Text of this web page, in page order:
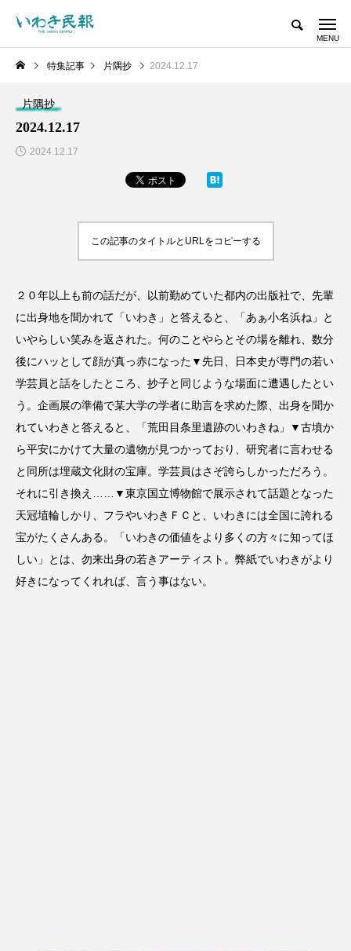
特集記事 片隅抄 2024.12.17
片隅抄
2024.12.17
2024.12.17
この記事のタイトルとURLをコピーする
２０年以上も前の話だが、以前勤めていた都内の出版社で、先輩
に出身地を聞かれて「いわき」と答えると、「あぁ小名浜ね」と
いやらしい笑みを返された。何のことやらとその場を離れ、数分
後にハッとして顔が真っ赤になった▼先日、日本史が専門の若い
学芸員と話をしたところ、抄子と同じような場面に遭遇したとい
う。企画展の準備で某大学の学者に助言を求めた際、出身を聞か
れていわきと答えると、「荒田目条里遺跡のいわきね」▼古墳か
ら平安にかけて大量の遺物が見つかっており、研究者に言わせる
と同所は埋蔵文化財の宝庫。学芸員はさぞ誇らしかっただろう。
それに引き換え……▼東京国立博物館で展示されて話題となった
天冠埴輪しかり、フラやいわきＦＣと、いわきには全国に誇れる
宝がたくさんある。「いわきの価値をより多くの方々に知ってほ
しい」とは、勿来出身の若きアーティスト。弊紙でいわきがより
好きになってくれれば、言う事はない。